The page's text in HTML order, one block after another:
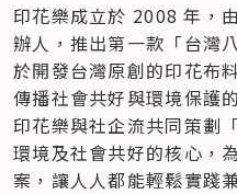
印花樂成立於 2008 年，
辦人，推出第一款「台灣
於開發台灣原創的印花布
傳播社會共好與環境保護
印花樂與社企流共同策劃
環境及社會共好的核心，
案，讓人人都能輕鬆實踐